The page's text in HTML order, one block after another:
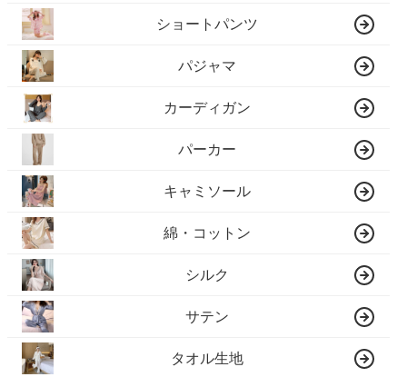
ショートパンツ
パジャマ
カーディガン
パーカー
キャミソール
綿・コットン
シルク
サテン
タオル生地